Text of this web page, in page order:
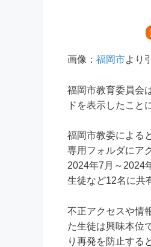
画像： 福岡市より
福岡市教育委員会
ドを表示したこと
福岡市教委による
専用フォルダにア
2024年7月～2024
生徒など12名に共
不正アクセスや情
た生徒は興味本位
り再発を防止する